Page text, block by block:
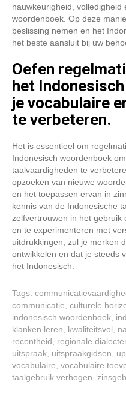
nauwkeurigheid,
woordenboek. Op deze
beslissing nemen en het
het beste aansluit bij uw
Oefen
het
je vocabulaire
te verbeteren.
Het is essentieel om
Indonesisch woordenboek
taalvaardigheden te
opzoeken van nieuwe
en het toepassen ervan in
kennis van de Indonesische
zelfvertrouwen in het gebruik
en te experimenteren met
uitdrukkingen, zul je merken
ontwikkelen en dat je steeds
het Indonesisch.
Tags:
communicatie culturele
indonesisch woordenboek
klanken leren
kwaliteitsvol
recentheid
regionale
uitspraak uitspraakgidsen
vocabulaire vocabulaire
taalgebruik verhogen